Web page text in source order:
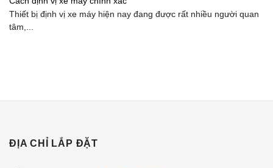
Thiết bị định vị xe máy hiện nay đang được rất nhiều người quan
tâm,...
ĐỊA CHỈ LẮP ĐẶT